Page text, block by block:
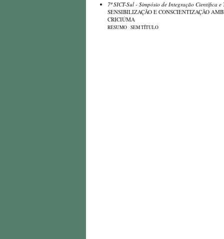
7º SICT-Sul - Simpósio de Integração Científica
SENSIBILIZAÇÃO E CONSCIENTIZAÇÃO
CRICIÚMA
RESUMO SEM TÍTULO